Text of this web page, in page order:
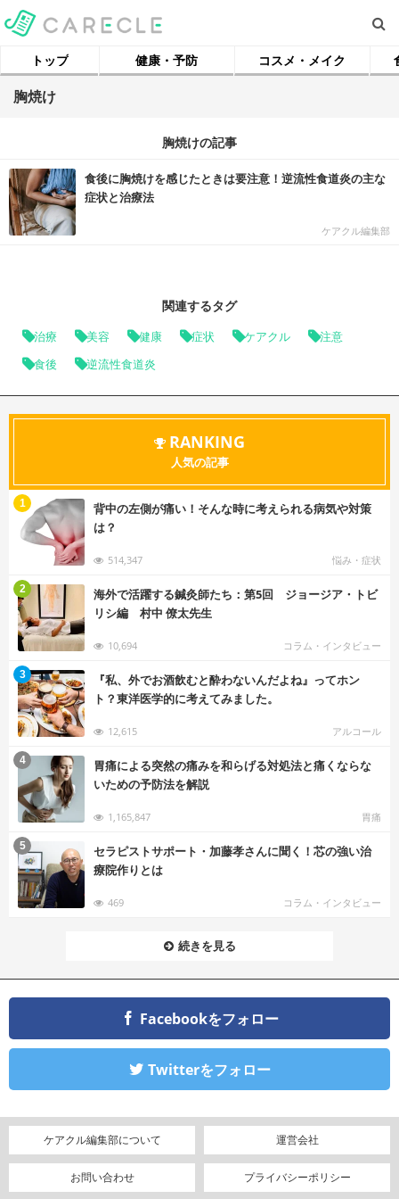
トップ 健康・予防 コスメ・メイク
胸焼け
胸焼けの記事
食後に胸焼けを感じたときは要注意！逆流性食道炎の主な
症状と治療法
ケアクル編集部
関連するタグ
治療 美容 健康 症状 ケアクル 注意
食後 逆流性食道炎
RANKING
人気の記事
背中の左側が痛い！そんな時に考えられる病気や対策
は？
514,347 悩み・症状
1
海外で活躍する鍼灸師たち：第5回 ジョージア・トビ
リシ編 村中 僚太先生
10,694 コラム・インタビュー
2
『私、外でお酒飲むと酔わないんだよね』ってホン
ト？東洋医学的に考えてみました。
12,615 アルコール
3
胃痛による突然の痛みを和らげる対処法と痛くならな
いための予防法を解説
1,165,847 胃痛
4
セラピストサポート・加藤孝さんに聞く！芯の強い治
療院作りとは
469 コラム・インタビュー
5
続きを見る
Facebookをフォロー
Twitterをフォロー
ケアクル編集部について 運営会社
お問い合わせ プライバシーポリシー